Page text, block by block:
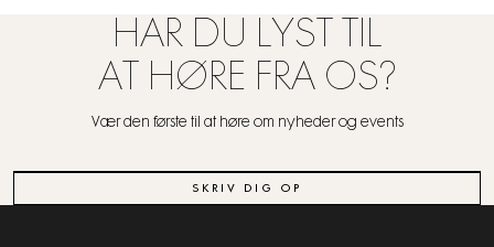
HAR DU LYST TIL
AT HØRE FRA OS?
Vær den første til at høre om nyheder og events
SKRIV DIG OP